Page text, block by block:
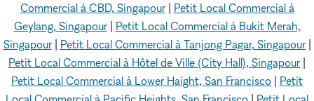
Commercial à CBD, Singapour| Petit Local Commercial à
Geylang, Singapour| Petit Local Commercial à Bukit Merah,
Singapour| Petit Local Commercial à Tanjong Pagar, Singapour|
Petit Local Commercial à Hôtel de Ville (City Hall), Singapour
Petit Local Commercial à Lower Haight, San Francisco
Petit